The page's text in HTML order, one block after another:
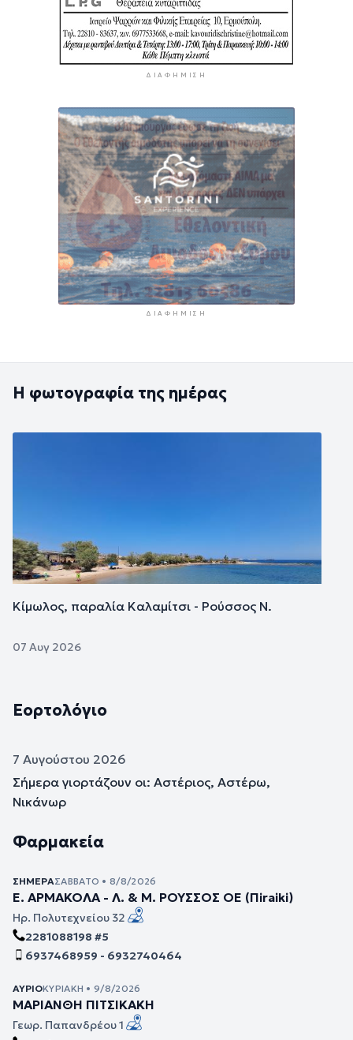
ΔΙΑΦΉΜΙΣΗ
ΔΙΑΦΉΜΙΣΗ
Η φωτογραφία της ημέρας
Κίμωλος, παραλία Καλαμίτσι - Ρούσσος Ν.
07 Αυγ 2026
Εορτολόγιο
7 Αυγούστου 2026
Σήμερα γιορτάζουν οι: Αστέριος, Αστέρω,
Νικάνωρ
Φαρμακεία
ΣΉΜΕΡΑΣΆΒΒΑΤΟ • 8/8/2026
Ε. ΑΡΜΑΚΟΛΑ - Λ. & Μ. ΡΟΥΣΣΟΣ ΟΕ (Πiraiki)
Ηρ. Πολυτεχνείου 32
2281088198 #5
6937468959 - 6932740464
ΑΎΡΙΟΚΥΡΙΑΚΉ • 9/8/2026
ΜΑΡΙΑΝΘΗ ΠΙΤΣΙΚΑΚΗ
Γεωρ. Παπανδρέου 1